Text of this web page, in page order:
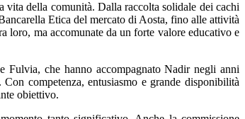
vita della comunità. Dalla raccolta solidale dei cachi
Etica del mercato di Aosta, fino alle attività
loro, ma accomunate da un forte valore educativo e
Fulvia, che hanno accompagnato Nadir negli anni
competenza, entusiasmo e grande disponibilità
obiettivo.